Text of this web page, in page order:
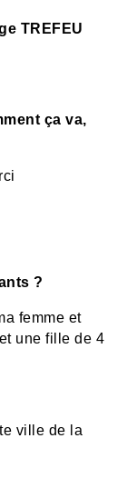
TREFEU
ça va,
?
femme et
une fille de 4
ville de la